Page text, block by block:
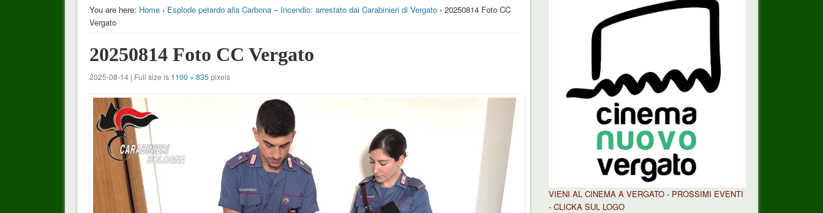
You are here: Home› Esplode petardo alla Carbona – Incendio: arrestato dai Carabinieri di Vergato› 20250814 Foto CC
Vergato
20250814 Foto CC Vergato
2025-08-14 | Full size is 1100 × 835 pixels
VIENI AL CINEMA A VERGATO - PROSSIMI EVENTI
- CLICKA SUL LOGO